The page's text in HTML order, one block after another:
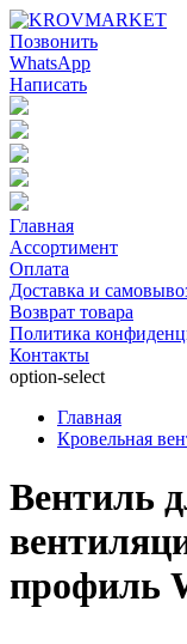
Позвонить
WhatsApp
Написать
Главная
Ассортимент
Оплата
Доставка и
Возврат товара
Политика
Контакты
option-select
Главная
Кровельная
Вентиль
профиль